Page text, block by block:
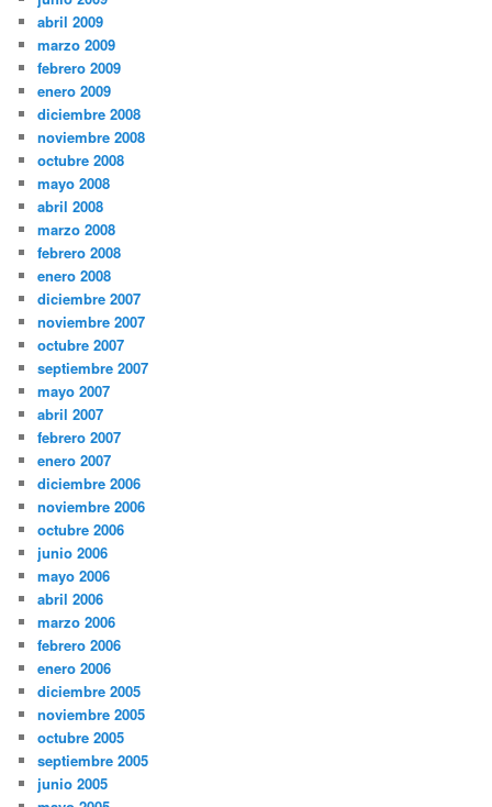
abril 2009
marzo 2009
febrero 2009
enero 2009
diciembre 2008
noviembre 2008
octubre 2008
mayo 2008
abril 2008
marzo 2008
febrero 2008
enero 2008
diciembre 2007
noviembre 2007
octubre 2007
septiembre 2007
mayo 2007
abril 2007
febrero 2007
enero 2007
diciembre 2006
noviembre 2006
octubre 2006
junio 2006
mayo 2006
abril 2006
marzo 2006
febrero 2006
enero 2006
diciembre 2005
noviembre 2005
octubre 2005
septiembre 2005
junio 2005